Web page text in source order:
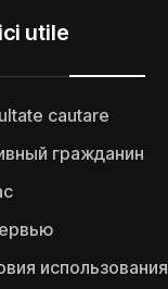
utile
cautare
гражданин
использования